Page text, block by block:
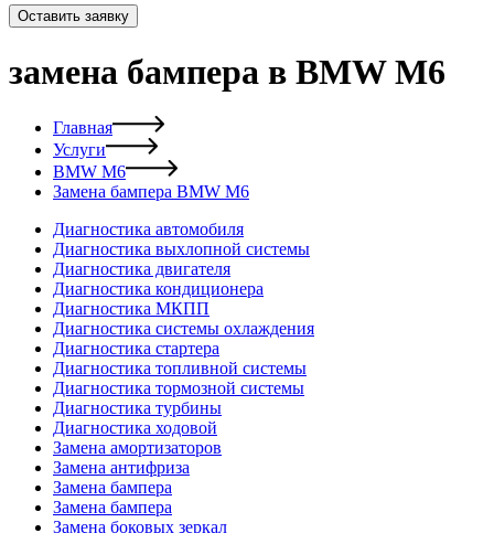
Оставить заявку
замена бампера в BMW M6
Главная
Услуги
BMW M6
Замена бампера BMW M6
Диагностика автомобиля
Диагностика выхлопной системы
Диагностика двигателя
Диагностика кондиционера
Диагностика МКПП
Диагностика системы охлаждения
Диагностика стартера
Диагностика топливной системы
Диагностика тормозной системы
Диагностика турбины
Диагностика ходовой
Замена амортизаторов
Замена антифриза
Замена бампера
Замена бампера
Замена боковых зеркал